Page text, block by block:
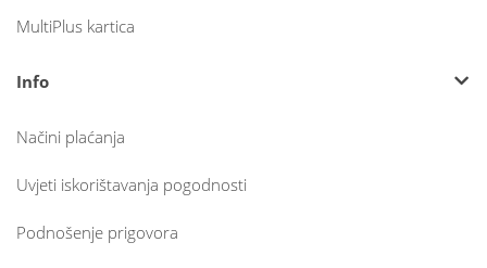
MultiPlus kartica
Info
Načini plaćanja
Uvjeti iskorištavanja pogodnosti
Podnošenje prigovora